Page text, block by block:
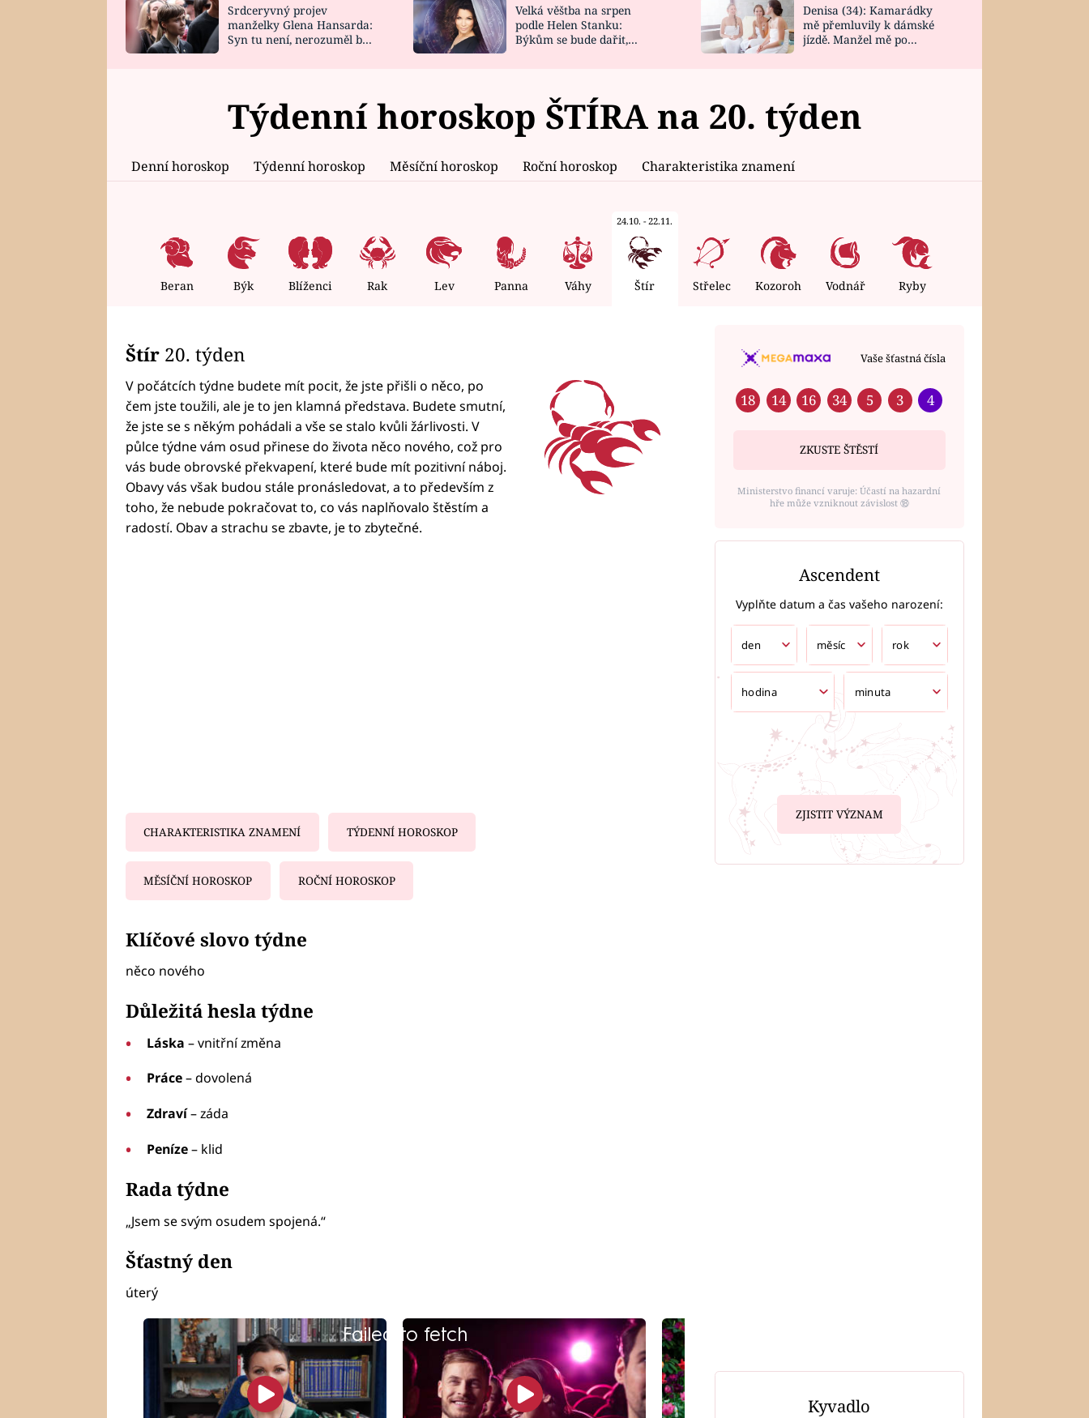
HOROSKOP NA
CELEBRITY
VAŘENÍ
NOVINKY
VIDEORECEPTY
DESIGN
Srdceryvný projev
manželky Glena Hansarda:
Syn tu není, nerozuměl by
Velká věštba na srpen
podle Helen Stanku:
Býkům se bude dařit,
Denisa (34): Kamarádky
mě přemluvily k dámské
jízdě. Manžel mě po
Týdenní horoskop ŠTÍRA na 20. týden
Denní horoskop Týdenní horoskop Měsíční horoskop Roční horoskop Charakteristika znamení
Beran Býk Blíženci Rak Lev Panna Váhy
24.10. - 22.11.
Štír Střelec Kozoroh Vodnář Ryby
Štír 20. týden
V počátcích týdne budete mít pocit, že jste přišli o něco, po
čem jste toužili, ale je to jen klamná představa. Budete smutní,
že jste se s někým pohádali a vše se stalo kvůli žárlivosti. V
půlce týdne vám osud přinese do života něco nového, což pro
vás bude obrovské překvapení, které bude mít pozitivní náboj.
Obavy vás však budou stále pronásledovat, a to především z
toho, že nebude pokračovat to, co vás naplňovalo štěstím a
radostí. Obav a strachu se zbavte, je to zbytečné.
CHARAKTERISTIKA ZNAMENÍ TÝDENNÍ HOROSKOP
MĚSÍČNÍ HOROSKOP ROČNÍ HOROSKOP
Klíčové slovo týdne
něco nového
Důležitá hesla týdne
Láska – vnitřní změna
Práce– dovolená
Zdraví– záda
Peníze– klid
Rada týdne
„Jsem se svým osudem spojená.“
Šťastný den
úterý
Failed to fetch
Vaše šťastná čísla
18 14 16 34 5 3 4
ZKUSTE ŠTĚSTÍ
Ministerstvo financí varuje: Účastí na hazardní
hře může vzniknout závislost ⑱
Ascendent
Vyplňte datum a čas vašeho narození:
ZJISTIT VÝZNAM
Kyvadlo